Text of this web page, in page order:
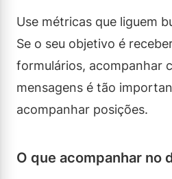
Use métricas que liguem
Se o seu objetivo é
formulários, acompanhar
mensagens é tão
acompanhar posições.
O que acompanhar no